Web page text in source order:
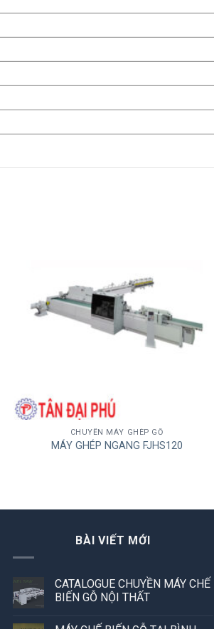
CHUYỀN MÁY GHÉP GỖ
MÁY GHÉP NGANG FJHS120
BÀI VIẾT MỚI
CATALOGUE CHUYỀN MÁY CHẾ
BIẾN GỖ NỘI THẤT